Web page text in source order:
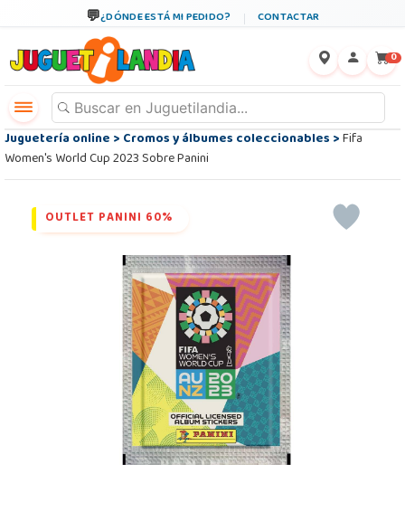
¿DÓNDE ESTÁ MI PEDIDO? CONTACTAR
0
Juguetería online>Cromos y álbumes coleccionables>Fifa
Women's World Cup 2023 Sobre Panini
OUTLET PANINI 60%